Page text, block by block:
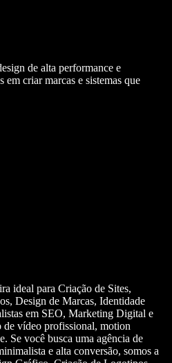
de alta performance e
em criar marcas e sistemas que
ideal para Criação de Sites,
Design de Marcas, Identidade
em SEO, Marketing Digital e
de vídeo profissional, motion
Se você busca uma agência de
e alta conversão, somos a